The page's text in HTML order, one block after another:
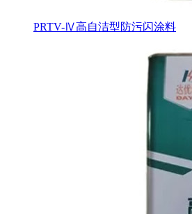
PRTV-Ⅳ高自洁型防污闪涂料